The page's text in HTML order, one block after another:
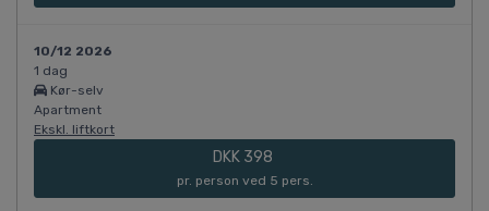
10/12 2026
1 dag
Kør-selv
Apartment
Ekskl. liftkort
DKK 398
pr. person ved 5 pers.